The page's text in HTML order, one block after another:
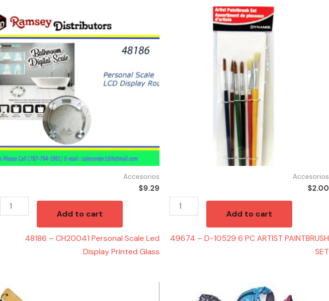
Accesorios
$9.29
48186
-
CH20041
Personal
Scale
Led
Display
Printed
Glass
Add to cart
48186 – CH20041 Personal Scale Led
Display Printed Glass
Accesorios
$2.00
Add to cart
49674 – D-10529 6 PC ARTIST PAINTBRUSH
SET
47387